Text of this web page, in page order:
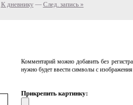
К дневнику — След. запись »
Комментарий можно добавить без
нужно будет ввести символы с изображения
Прикрепить картинку: